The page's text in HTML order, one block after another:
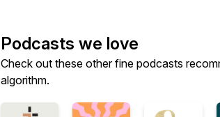
Podcasts we love
Check out these other fine podcasts
algorithm.